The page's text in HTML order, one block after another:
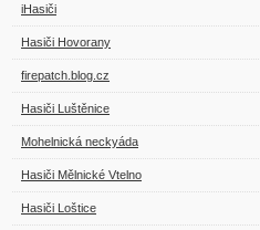
iHasiči
Hasiči Hovorany
firepatch.blog.cz
Hasiči Luštěnice
Mohelnická neckyáda
Hasiči Mělnické Vtelno
Hasiči Loštice